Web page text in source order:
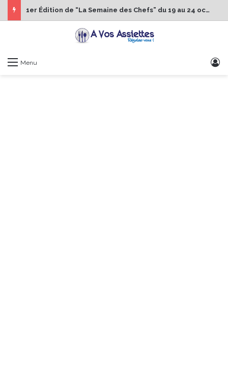
1er Édition de “La Semaine des Chefs” du 19 au 24 octobre 2026
Menu